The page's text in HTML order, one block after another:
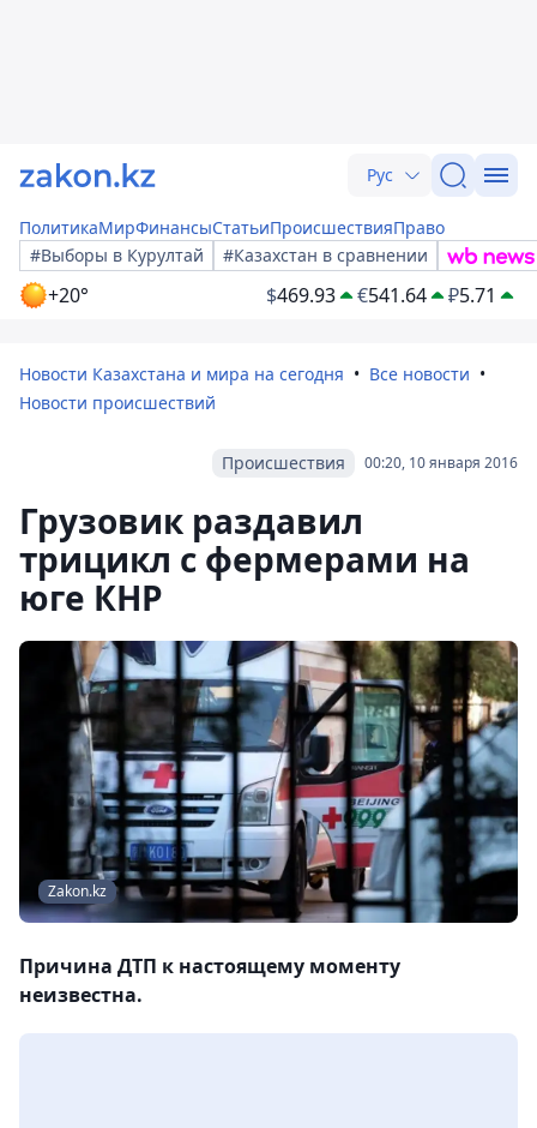
Рус
ПолитикаМирФинансыСтатьиПроисшествияПраво
#Выборы в Курултай
#Казахстан в сравнении
+20° $469.93 €541.64 ₽5.71
Новости Казахстана и мира на сегодня
Все новости
Новости происшествий
00:20, 10 января 2016
Происшествия
Грузовик раздавил
трицикл с фермерами на
юге КНР
Zakon.kz
Причина ДТП к настоящему моменту
неизвестна.